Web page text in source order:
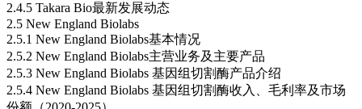
2.4.5 Takara Bio最新发展动态
2.5 New England Biolabs
2.5.1 New England Biolabs基本情况
2.5.2 New England Biolabs主营业务及主要产品
2.5.3 New England Biolabs 基因组切割酶产品介绍
2.5.4 New England Biolabs 基因组切割酶收入、毛利率及市场